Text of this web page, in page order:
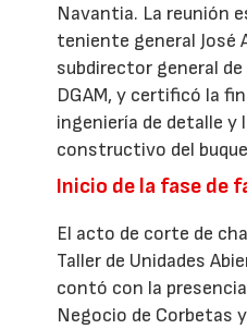
Navantia. La reunión
teniente general José
subdirector general
DGAM, y certificó la
ingeniería de detalle y
constructivo del
Inicio de la fase de
El acto de corte de
Taller de Unidades
contó con la
Negocio de Corbetas